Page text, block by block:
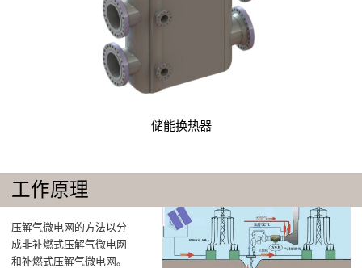
储能换热器
工作原理
压解气微电网的方法以分
成非补燃式压解气微电网
和补燃式压解气微电网。